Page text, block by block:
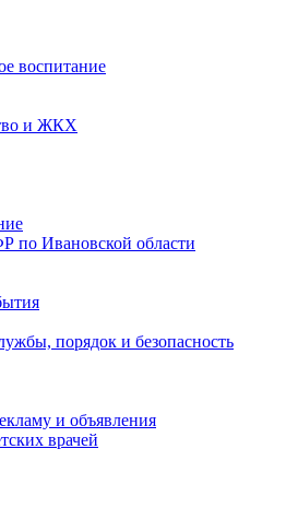
воспитание
и ЖКХ
по Ивановской области
порядок и безопасность
и объявления
врачей